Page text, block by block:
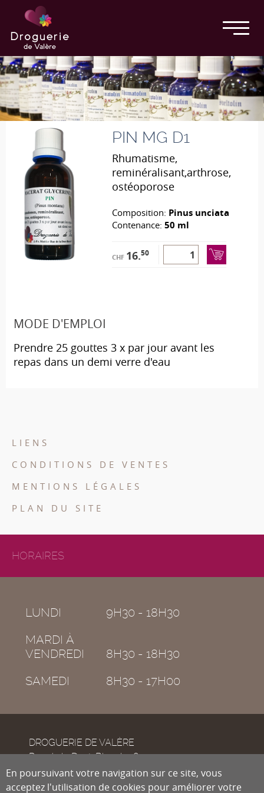
PIN MG D1
Rhumatisme,
reminéralisant,arthrose,
ostéoporose
Composition: Pinus unciata
Contenance: 50 ml
CHF 16.50
MODE D'EMPLOI
Prendre 25 gouttes 3 x par jour avant les
repas dans un demi verre d'eau
LIENS
CONDITIONS DE VENTES
MENTIONS LÉGALES
PLAN DU SITE
HORAIRES
LUNDI
9H30 - 18H30
MARDI À
VENDREDI
8H30 - 18H30
SAMEDI
8H30 - 17H00
DROGUERIE DE VALÈRE
Rue de la Dent-Blanche 8
CH-1950
Sion
En poursuivant votre navigation sur ce site, vous
acceptez l'utilisation de cookies pour améliorer votre